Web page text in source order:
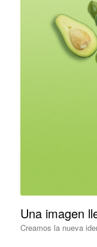
Una imagen
Creamos la nueva